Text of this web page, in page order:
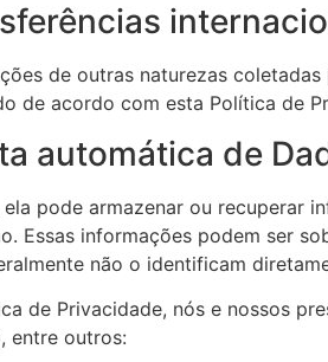
de outras naturezas
de acordo com esta Política de
automática de
pode armazenar ou recuperar
Essas informações podem ser
não o identificam
de Privacidade, nós e nossos
entre outros: